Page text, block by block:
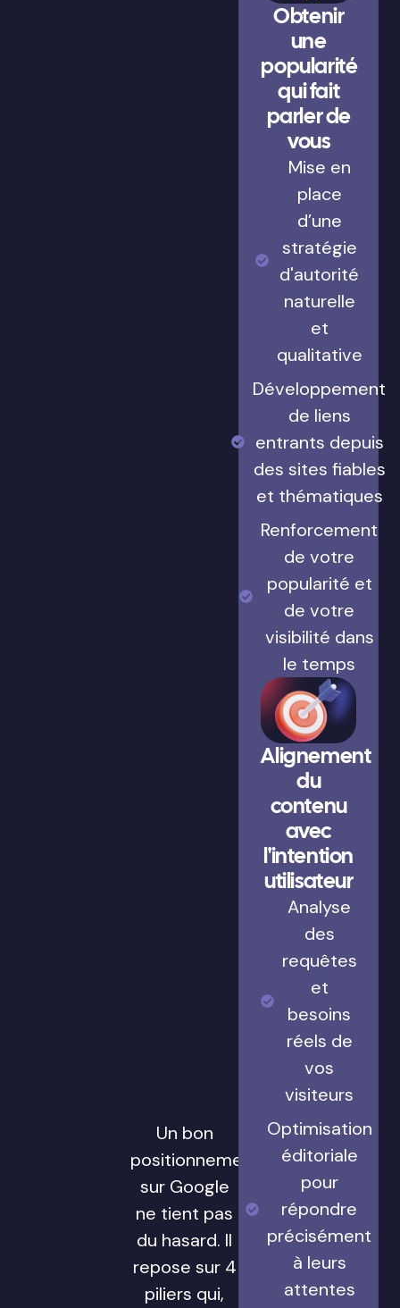
Un bon
positionnement
sur Google
ne tient pas
du hasard. Il
repose sur 4
piliers qui,
Obtenir
une
popularité
qui fait
parler de
vous
Mise en
place
d’une
stratégie
d'autorité
naturelle
et
qualitative
Développement
de liens
entrants depuis
des sites fiables
et thématiques
Renforcement
de votre
popularité et
de votre
visibilité dans
le temps
Alignement
du
contenu
avec
l'intention
utilisateur
Analyse
des
requêtes
et
besoins
réels de
vos
visiteurs
Optimisation
éditoriale
pour
répondre
précisément
à leurs
attentes